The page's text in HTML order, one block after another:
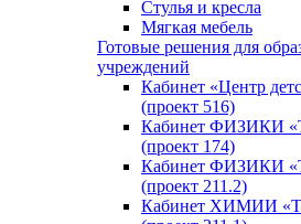
Стулья и кресла
Мягкая мебель
Готовые решения для
учреждений
Кабинет «Центр
(проект 516)
Кабинет ФИЗИКИ
(проект 174)
Кабинет ФИЗИКИ
(проект 211.2)
Кабинет ХИМИИ